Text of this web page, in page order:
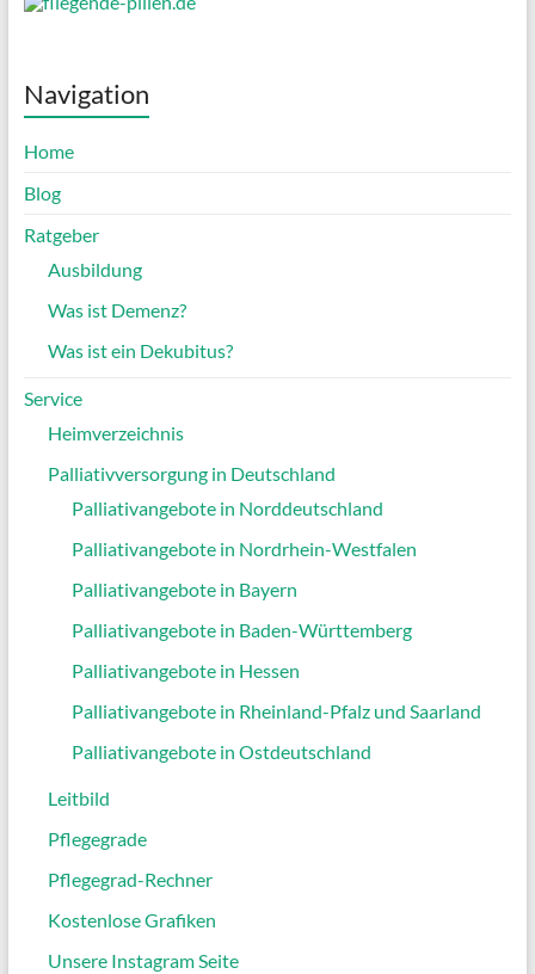
Navigation
Home
Blog
Ratgeber
Ausbildung
Was ist Demenz?
Was ist ein Dekubitus?
Service
Heimverzeichnis
Palliativversorgung in Deutschland
Palliativangebote in Norddeutschland
Palliativangebote in Nordrhein-Westfalen
Palliativangebote in Bayern
Palliativangebote in Baden-Württemberg
Palliativangebote in Hessen
Palliativangebote in Rheinland-Pfalz und Saarland
Palliativangebote in Ostdeutschland
Leitbild
Pflegegrade
Pflegegrad-Rechner
Kostenlose Grafiken
Unsere Instagram Seite